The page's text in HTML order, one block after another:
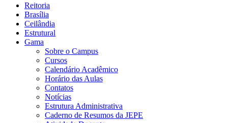
Reitoria
Brasília
Ceilândia
Estrutural
Gama
Sobre o Campus
Cursos
Calendário Acadêmico
Horário das Aulas
Contatos
Notícias
Estrutura Administrativa
Caderno de Resumos da JEPE